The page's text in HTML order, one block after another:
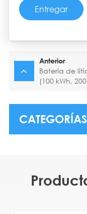
Entregar
Anterior
Batería de
(100 kWh,